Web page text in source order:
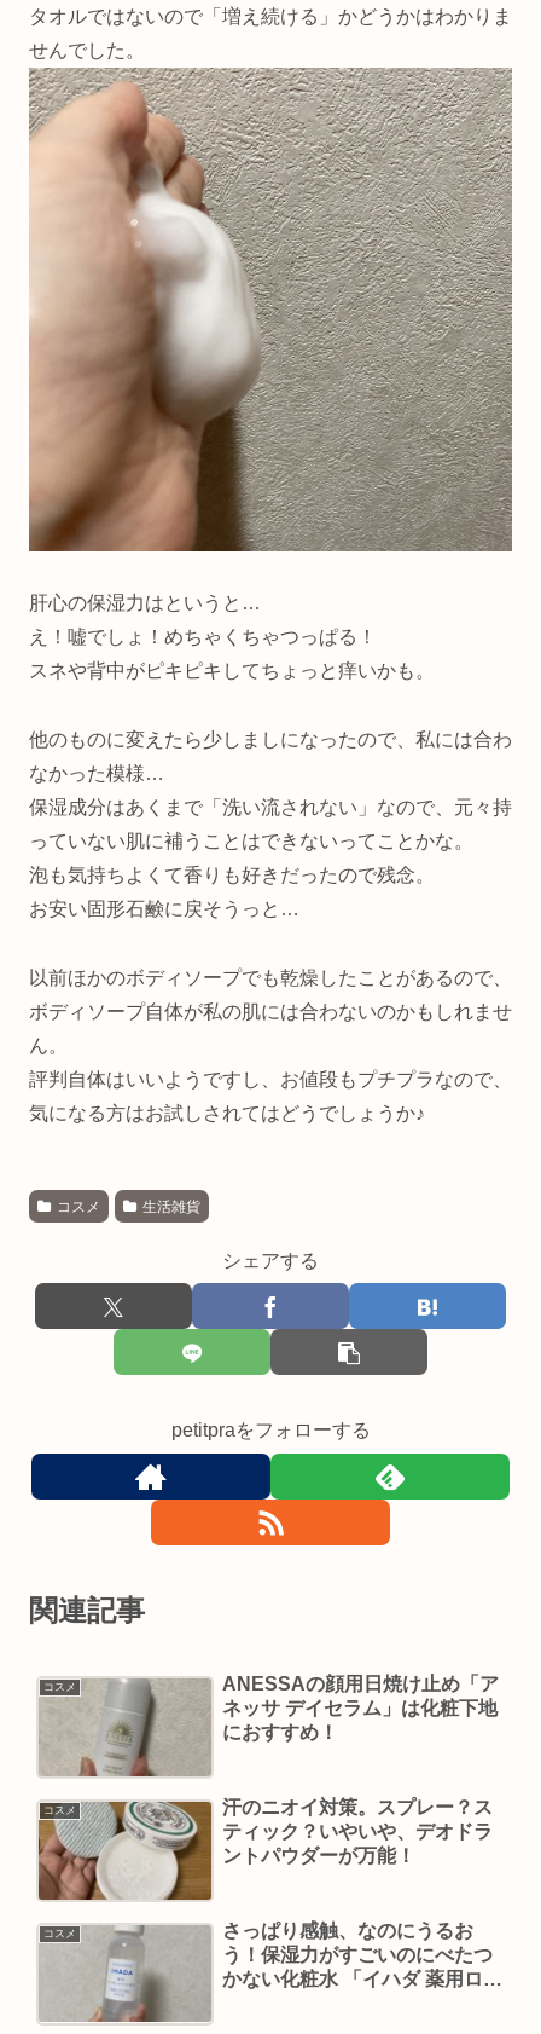
タオルではないので「増え続ける」かどうかはわかりま
せんでした。
肝心の保湿力はというと…
え！嘘でしょ！めちゃくちゃつっぱる！
スネや背中がピキピキしてちょっと痒いかも。
他のものに変えたら少しましになったので、私には合わ
なかった模様…
保湿成分はあくまで「洗い流されない」なので、元々持
っていない肌に補うことはできないってことかな。
泡も気持ちよくて香りも好きだったので残念。
お安い固形石鹸に戻そうっと…
以前ほかのボディソープでも乾燥したことがあるので、
ボディソープ自体が私の肌には合わないのかもしれませ
ん。
評判自体はいいようですし、お値段もプチプラなので、
気になる方はお試しされてはどうでしょうか♪
コスメ 生活雑貨
シェアする
petitpraをフォローする
関連記事
コスメ
ANESSAの顔用日焼け止め「ア
ネッサ デイセラム」は化粧下地
におすすめ！
コスメ
汗のニオイ対策。スプレー？ス
ティック？いやいや、デオドラ
ントパウダーが万能！
コスメ
さっぱり感触、なのにうるお
う！保湿力がすごいのにべたつ
かない化粧水 「イハダ 薬用ロー